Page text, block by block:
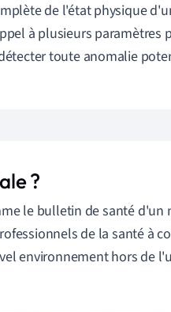
de l'état physique
à plusieurs paramètres
toute anomalie
?
le bulletin de santé d'un
de la santé à
environnement hors de